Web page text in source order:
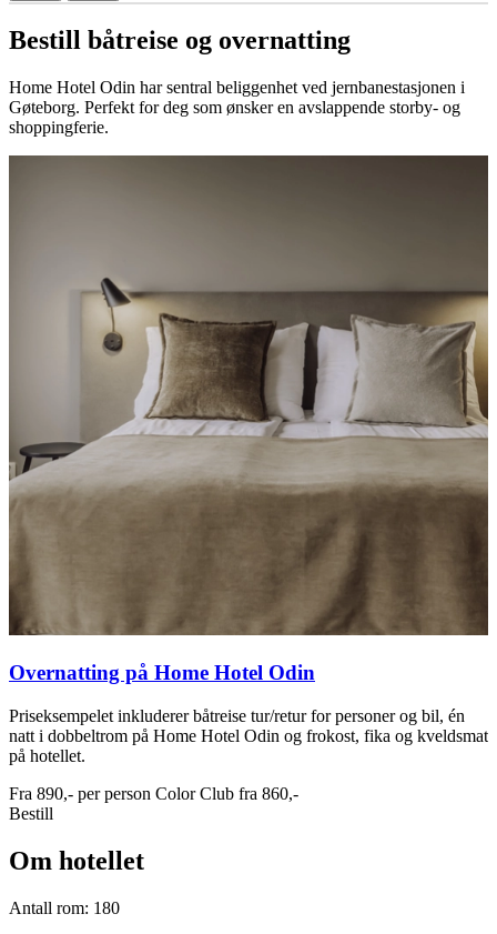
Bestill båtreise og overnatting
Home Hotel Odin har sentral beliggenhet ved jernbanestasjonen i
Gøteborg. Perfekt for deg som ønsker en avslappende storby- og
shoppingferie.
Overnatting på Home Hotel Odin
Priseksempelet inkluderer båtreise tur/retur for personer og bil, én
natt i dobbeltrom på Home Hotel Odin og frokost, fika og kveldsmat
på hotellet.
Fra 890,- per person Color Club fra 860,-
Bestill
Om hotellet
Antall rom: 180